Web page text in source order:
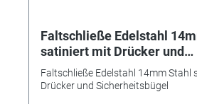
Faltschließe Edelstahl
satiniert mit Drücker und
Sicherheitsbügel
Faltschließe Edelstahl 14mm Stahl
Drücker und Sicherheitsbügel